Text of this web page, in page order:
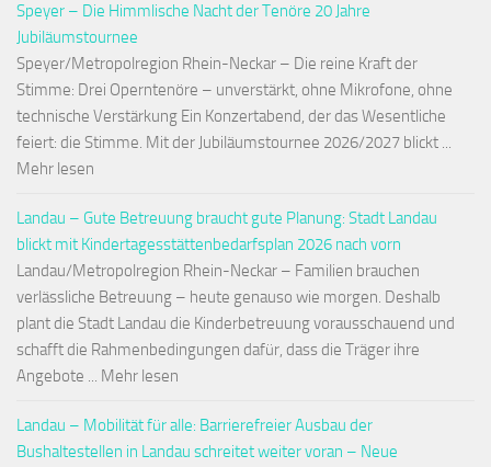
Speyer – Die Himmlische Nacht der Tenöre 20 Jahre
Jubiläumstournee
Speyer/Metropolregion Rhein-Neckar – Die reine Kraft der
Stimme: Drei Operntenöre – unverstärkt, ohne Mikrofone, ohne
technische Verstärkung Ein Konzertabend, der das Wesentliche
feiert: die Stimme. Mit der Jubiläumstournee 2026/2027 blickt ...
Mehr lesen
Landau – Gute Betreuung braucht gute Planung: Stadt Landau
blickt mit Kindertagesstättenbedarfsplan 2026 nach vorn
Landau/Metropolregion Rhein-Neckar – Familien brauchen
verlässliche Betreuung – heute genauso wie morgen. Deshalb
plant die Stadt Landau die Kinderbetreuung vorausschauend und
schafft die Rahmenbedingungen dafür, dass die Träger ihre
Angebote ... Mehr lesen
Landau – Mobilität für alle: Barrierefreier Ausbau der
Bushaltestellen in Landau schreitet weiter voran – Neue